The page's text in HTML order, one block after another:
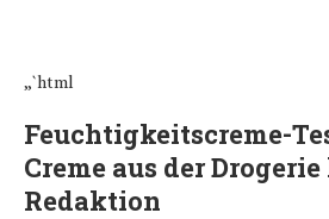
„`html
Feuchtigkeitscreme-
Creme aus der
Redaktion